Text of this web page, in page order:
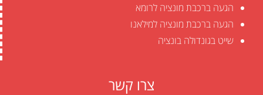
הגעה ברכבת מונציה לרומא
הגעה ברכבת מונציה למילאנו
שייט בגונדולה בונציה
צרו קשר